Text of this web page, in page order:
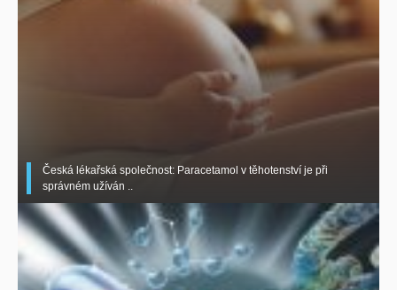
Česká lékařská společnost: Paracetamol v těhotenství je při
správném užíván ..